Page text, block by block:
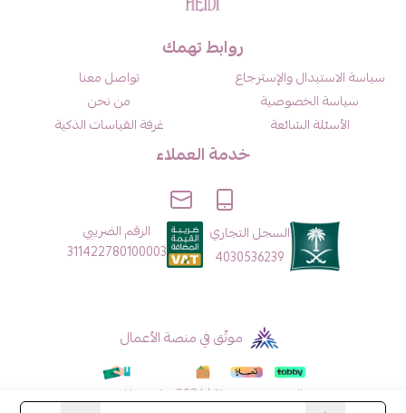
روابط تهمك
سياسة الاستبدال والإسترجاع
سياسة الخصوصية
الأسئلة الشائعة
تواصل معنا
من نحن
غرفة القياسات الذكية
خدمة العملاء
السجل التجاري
4030536239
الرقم الضريبي
311422780100003
موثّق في منصة الأعمال
الحقوق محفوظة | 2026 هايدي فاشن